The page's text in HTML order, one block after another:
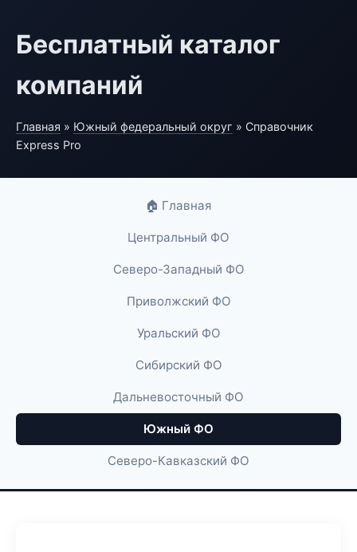
Бесплатный каталог
компаний
Главная » Южный федеральный округ » Справочник
Express Pro
🏠 Главная
Центральный ФО
Северо-Западный ФО
Приволжский ФО
Уральский ФО
Сибирский ФО
Дальневосточный ФО
Южный ФО
Северо-Кавказский ФО